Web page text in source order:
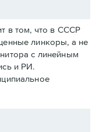
в том, что в СССР
линкоры, а не
с линейным
и РИ.